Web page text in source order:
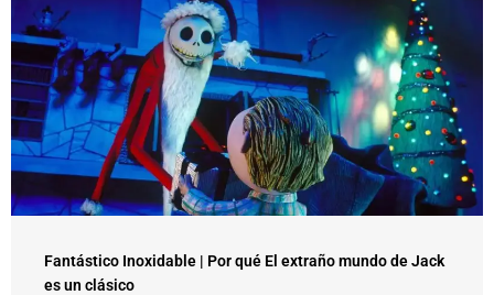
Fantástico Inoxidable | Por qué El extraño mundo de Jack
es un clásico